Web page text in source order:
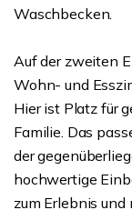
Waschbecken.
Auf der zweiten
Wohn- und
Hier ist Platz für
Familie. Das
der
hochwertige
zum Erlebnis